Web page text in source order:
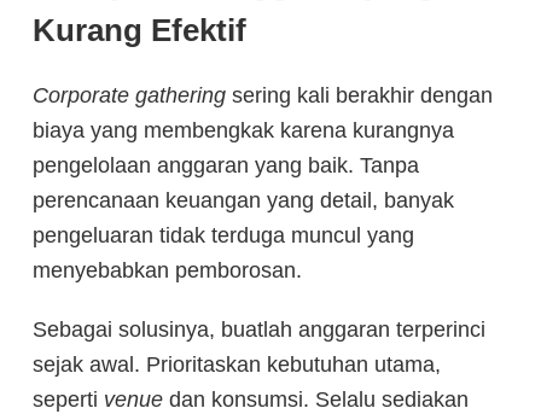
Kurang Efektif
Corporate gathering sering kali berakhir dengan
biaya yang membengkak karena kurangnya
pengelolaan anggaran yang baik. Tanpa
perencanaan keuangan yang detail, banyak
pengeluaran tidak terduga muncul yang
menyebabkan pemborosan.
Sebagai solusinya, buatlah anggaran terperinci
sejak awal. Prioritaskan kebutuhan utama,
seperti venue dan konsumsi. Selalu sediakan